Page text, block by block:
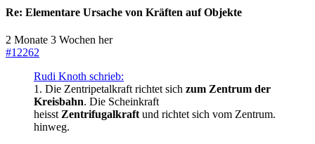
Re: Elementare Ursache von Kräften auf Objekte
2 Monate 3 Wochen her
#12262
Rudi Knoth schrieb:
1. Die Zentripetalkraft richtet sich zum Zentrum der
Kreisbahn. Die Scheinkraft
heisst Zentrifugalkraft und richtet sich vom Zentrum.
hinweg.